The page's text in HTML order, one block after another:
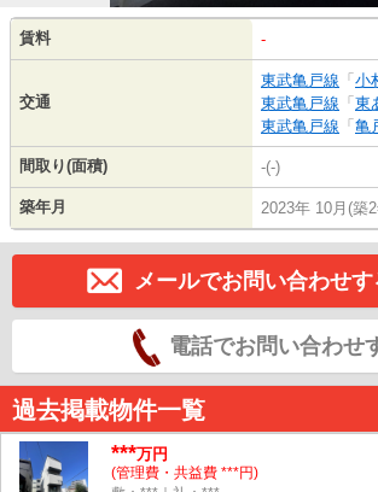
賃料 -
交通
東武亀戸線 「 小
東武亀戸線 「 東
東武亀戸線 「 亀
間取り(面積) -(-)
築年月 2023年 10月(築
メールでお問い合わせ
電話でお問い合わせ
過去掲載物件一覧
***万円
(管理費・共益費 ***円)